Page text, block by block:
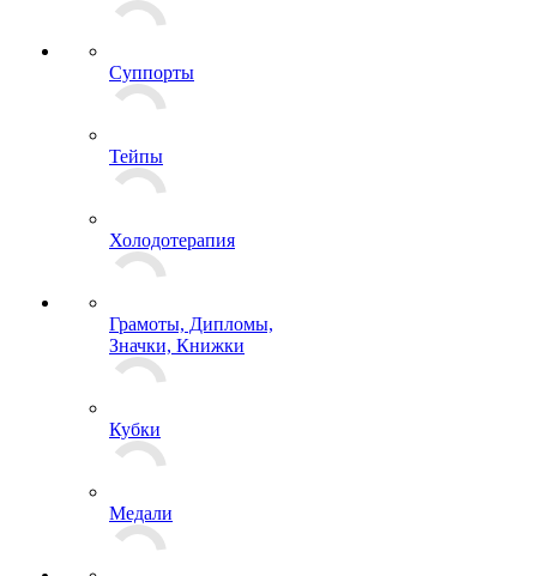
Суппорты
Тейпы
Холодотерапия
Грамоты, Дипломы,
Значки, Книжки
Кубки
Медали